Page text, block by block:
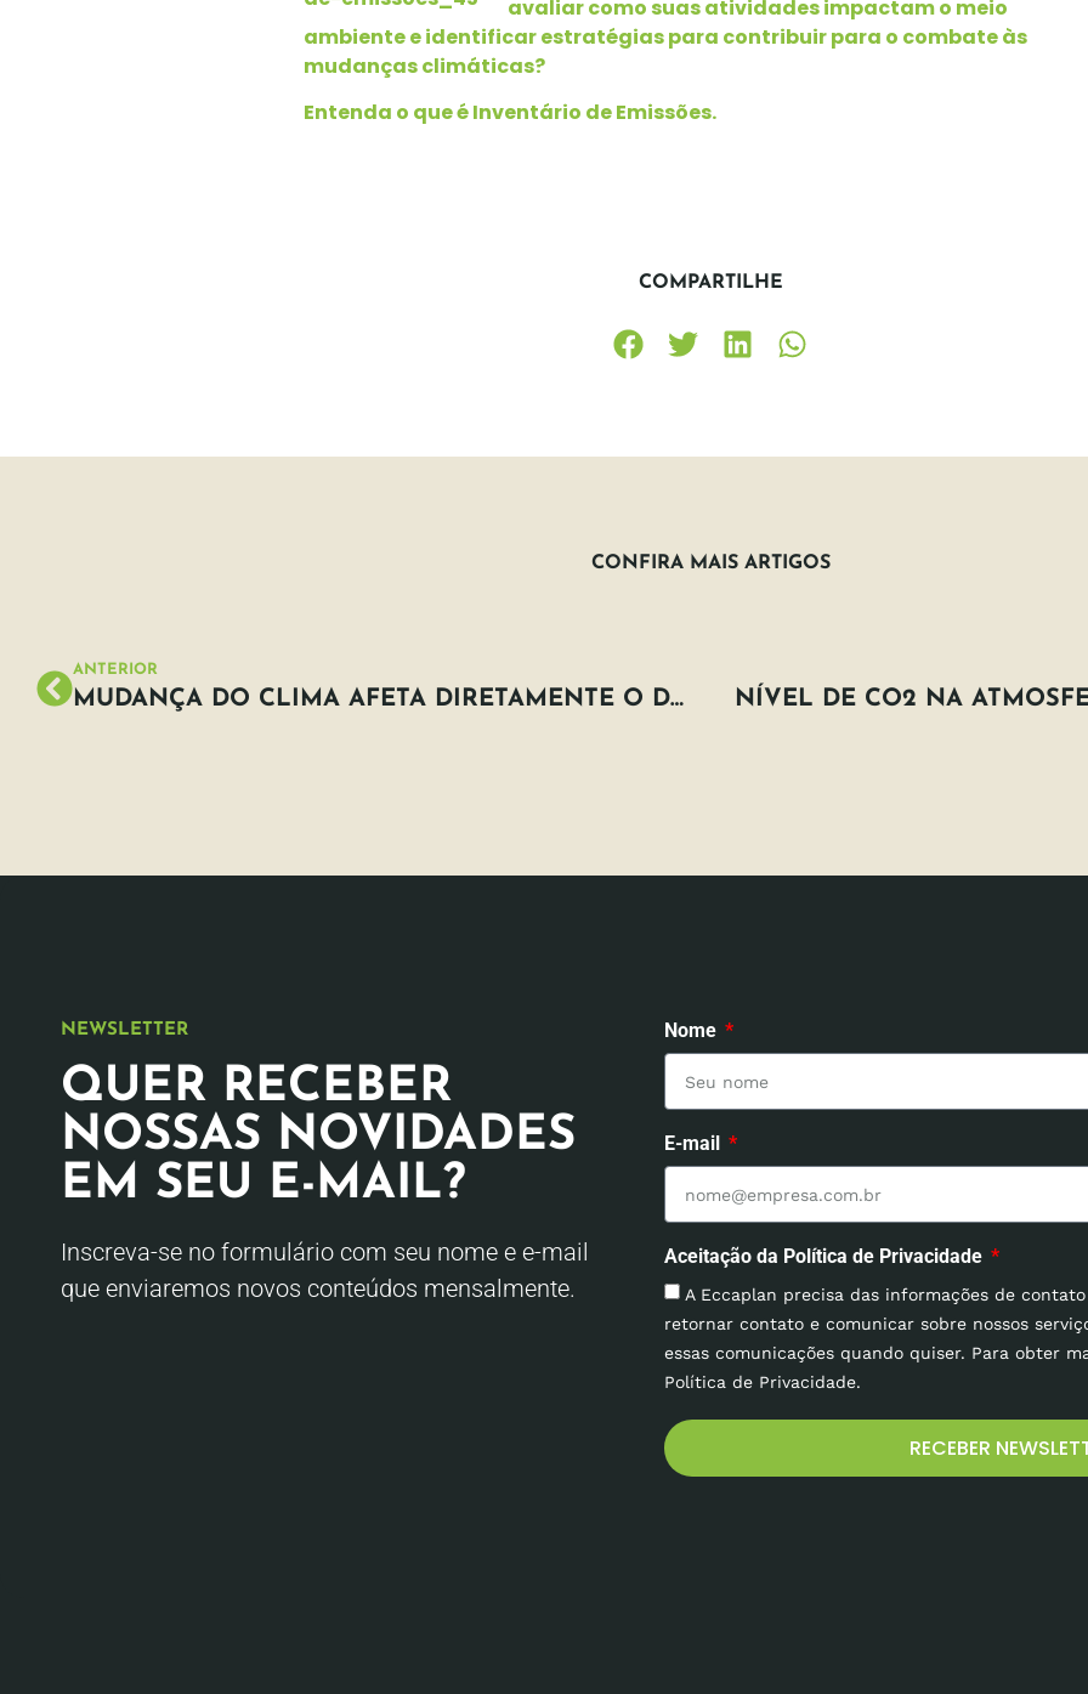
avaliar como suas atividades impactam o meio
ambiente e identificar estratégias para contribuir para o combate às
mudanças climáticas?
Entenda o que é Inventário de Emissões.
COMPARTILHE
CONFIRA MAIS ARTIGOS
ANTERIOR
MUDANÇA DO CLIMA AFETA DIRETAMENTE O DESENVOLVIMENTO DOS PAÍSES, DIZ ONU NO BRASIL
NEWSLETTER
QUER RECEBER
NOSSAS NOVIDADES
EM SEU E-MAIL?
Inscreva-se no formulário com seu nome e e-mail
que enviaremos novos conteúdos mensalmente.
Nome
E-mail
Aceitação da Política de Privacidade
A Eccaplan precisa das informações de
retornar contato e comunicar sobre nossos
essas comunicações quando quiser. Para obter
Política de Privacidade.
RECEBER